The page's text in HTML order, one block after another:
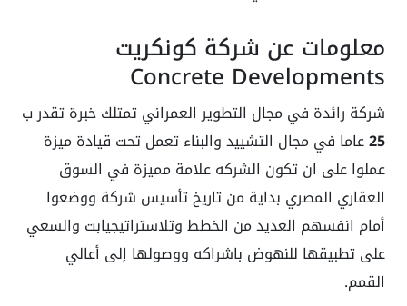
معلومات عن شركة كونكريت
Concrete Developments
شركة رائدة في مجال التطوير العمراني تمتلك خبرة تقدر ب
25عاما في مجال التشييد والبناء تعمل تحت قيادة ميزة
عملوا على ان تكون الشركه علامة مميزة في السوق
العقاري المصري بداية من تاريخ تأسيس شركة ووضعوا
أمام انفسهم العديد من الخطط وتلاستراتيجيابت والسعي
على تطبيقها للنهوض باشراكه ووصولها إلى أعالي
القمم.